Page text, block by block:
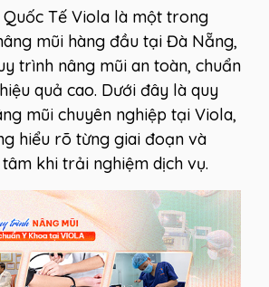
Tế Viola là một trong
mũi hàng đầu tại Đà Nẵng,
trình nâng mũi an toàn, chuẩn
quả cao. Dưới đây là quy
mũi chuyên nghiệp tại Viola,
hiểu rõ từng giai đoạn và
khi trải nghiệm dịch vụ.